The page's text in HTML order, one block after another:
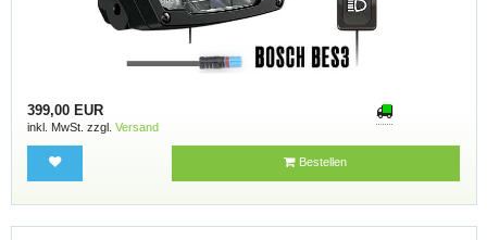
399,00 EUR
inkl. MwSt. zzgl. Versand
Bestellen